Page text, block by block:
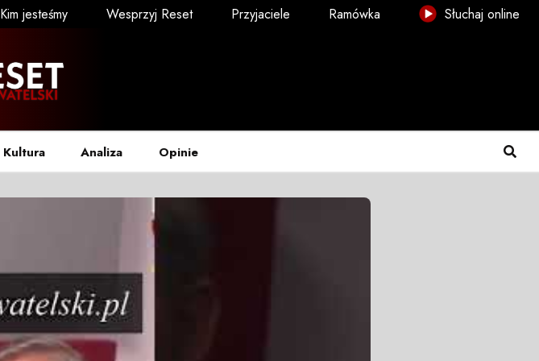
Kim jesteśmy Wesprzyj Reset Przyjaciele Ramówka Słuchaj online
Kultura Analiza Opinie